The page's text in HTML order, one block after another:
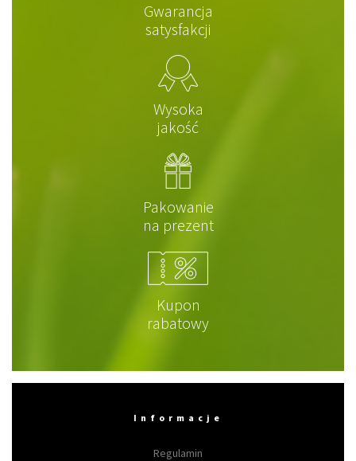
Gwarancja
satysfakcji
Wysoka
jakość
Pakowanie
na prezent
Kupon
rabatowy
Informacje
Regulamin